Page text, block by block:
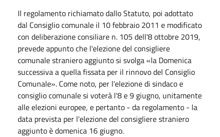
Il regolamento richiamato dallo Statuto, poi adottato
dal Consiglio comunale il 10 febbraio 2011 e modificato
con deliberazione consiliare n. 105 dell'8 ottobre 2019,
prevede appunto che l'elezione del consigliere
comunale straniero aggiunto si svolga «la Domenica
successiva a quella fissata per il rinnovo del Consiglio
Comunale». Come noto, per l'elezione di sindaco e
consiglio comunale si voterà l'8 e 9 giugno, unitamente
alle elezioni europee, e pertanto - da regolamento - la
data prevista per l'elezione del consigliere straniero
aggiunto è domenica 16 giugno.